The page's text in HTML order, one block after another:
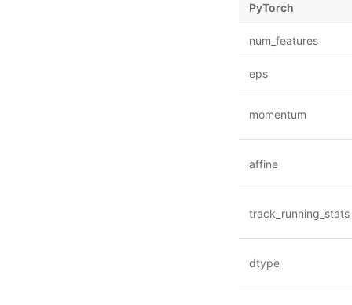
PyTorch
num_features
eps
momentum
affine
track_running_stats
dtype